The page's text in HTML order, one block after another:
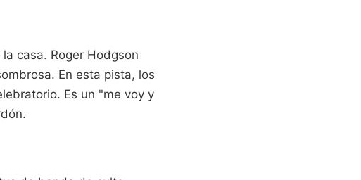
casa. Roger Hodgson
En esta pista, los
Es un "me voy y